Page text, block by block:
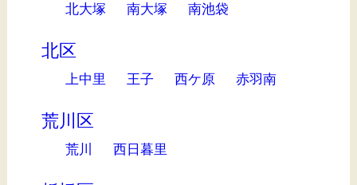
北大塚 南大塚 南池袋
北区
上中里 王子 西ケ原 赤羽南
荒川区
荒川 西日暮里